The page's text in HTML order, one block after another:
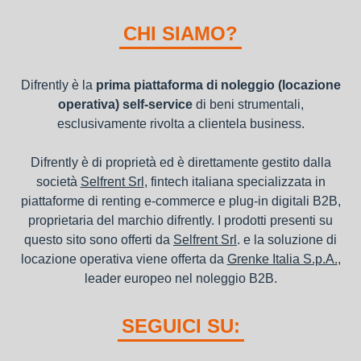
nel bilancio, poiché i canoni vengono considerati un servizio. I
canoni di noleggio sono deducibili ai fini IRES e IRAP
CHI SIAMO?
Difrently è la prima piattaforma di noleggio (locazione
operativa) self-servicedi beni strumentali,
esclusivamente rivolta a clientela business.
Difrently è di proprietà ed è direttamente gestito dalla
società Selfrent Srl , fintech italiana specializzata in
piattaforme di renting e-commerce e plug-in digitali B2B,
proprietaria del marchio difrently. I prodotti presenti su
questo sito sono offerti da Selfrent Srl . e la soluzione di
locazione operativa viene offerta da Grenke Italia S.p.A.,
leader europeo nel noleggio B2B.
SEGUICI SU: